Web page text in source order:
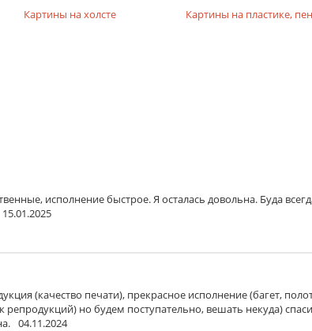
Картины на холсте Картины на пластике,
исполнение быстрое. Я осталась довольна. Буда
15.01.2025
(качество печати), прекрасное исполнение (багет,
репродукций) но будем поступательно, вешать некуда)
04.11.2024